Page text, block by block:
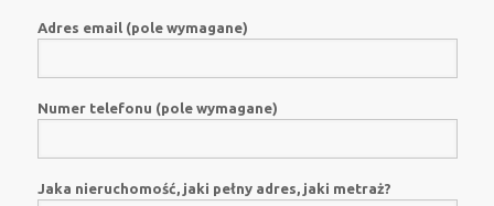
Adres email (pole wymagane)
Numer telefonu (pole wymagane)
Jaka nieruchomość, jaki pełny adres, jaki metraż?